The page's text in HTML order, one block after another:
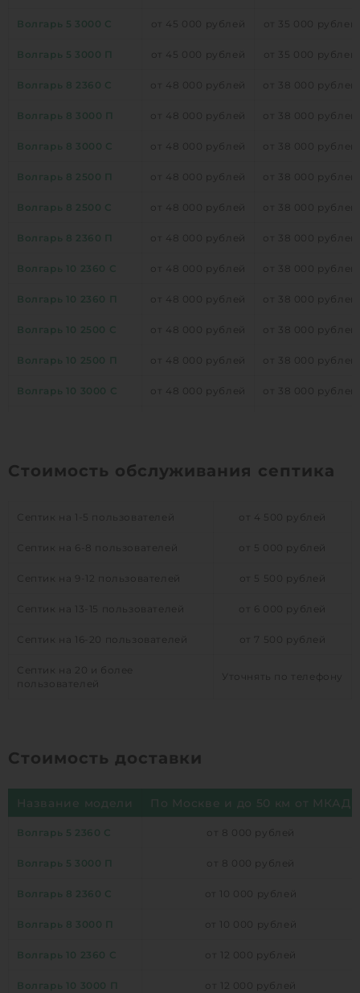
Волгарь 5 3000 С от 45 000 рублей от 35 000 рублей
Волгарь 5 3000 П от 45 000 рублей от 35 000 рублей
Волгарь 8 2360 С от 48 000 рублей от 38 000 рублей
Волгарь 8 3000 П от 48 000 рублей от 38 000 рублей
Волгарь 8 3000 С от 48 000 рублей от 38 000 рублей
Волгарь 8 2500 П от 48 000 рублей от 38 000 рублей
Волгарь 8 2500 С от 48 000 рублей от 38 000 рублей
Волгарь 8 2360 П от 48 000 рублей от 38 000 рублей
Волгарь 10 2360 С от 48 000 рублей от 38 000 рублей
Волгарь 10 2360 П от 48 000 рублей от 38 000 рублей
Волгарь 10 2500 С от 48 000 рублей от 38 000 рублей
Волгарь 10 2500 П от 48 000 рублей от 38 000 рублей
Волгарь 10 3000 С от 48 000 рублей от 38 000 рублей
Стоимость обслуживания септика
Септик на 1-5 пользователей от 4 500 рублей
Септик на 6-8 пользователей от 5 000 рублей
Септик на 9-12 пользователей от 5 500 рублей
Септик на 13-15 пользователей от 6 000 рублей
Септик на 16-20 пользователей от 7 500 рублей
Септик на 20 и более
пользователей
Уточнять по телефону
Стоимость доставки
Название модели По Москве и до 50 км от МКАД
Волгарь 5 2360 С от 8 000 рублей
Волгарь 5 3000 П от 8 000 рублей
Волгарь 8 2360 С от 10 000 рублей
Волгарь 8 3000 П от 10 000 рублей
Волгарь 10 2360 С от 12 000 рублей
Волгарь 10 3000 П от 12 000 рублей